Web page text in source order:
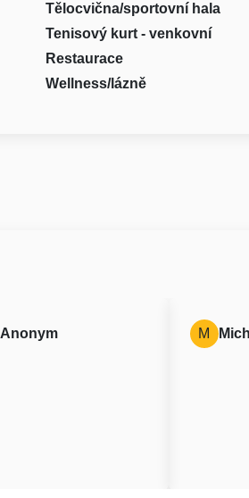
Tělocvična/sportovní hala
Tenisový kurt - venkovní
Restaurace
Wellness/lázně
Anonym M